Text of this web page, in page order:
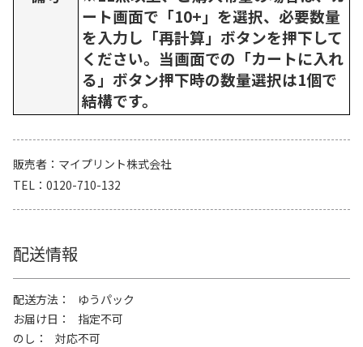
ート画面で「10+」を選択、必要数量
を入力し「再計算」ボタンを押下して
ください。当画面での「カートに入れ
る」ボタン押下時の数量選択は1個で
結構です。
販売者
マイプリント株式会社
TEL
0120-710-132
配送情報
配送方法
ゆうパック
お届け日
指定不可
のし
対応不可